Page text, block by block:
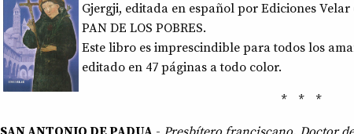
Gjergji, editada en español por Ediciones
PAN DE LOS POBRES.
Este libro es imprescindible para todos los
editado en 47 páginas a todo color.
* * *